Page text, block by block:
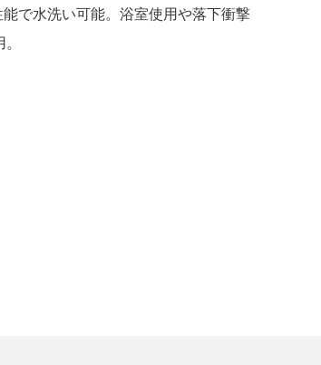
で水洗い可能。浴室使用や落下衝撃